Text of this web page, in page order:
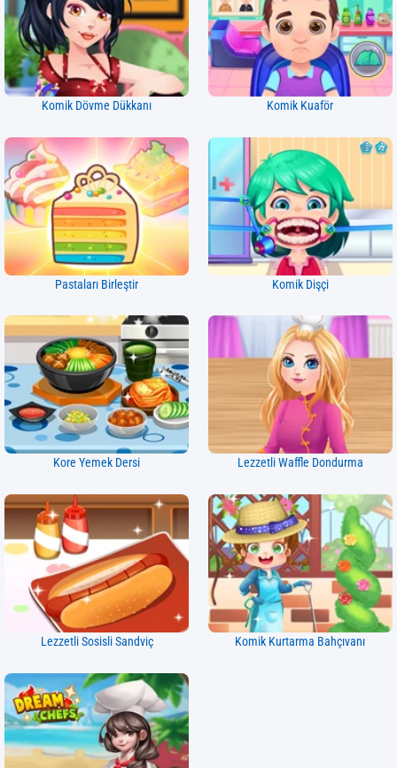
Komik Dövme Dükkanı Komik Kuaför
Pastaları Birleştir Komik Dişçi
Kore Yemek Dersi Lezzetli Waffle Dondurma
Lezzetli Sosisli Sandviç Komik Kurtarma Bahçıvanı